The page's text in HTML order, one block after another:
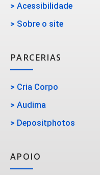
> Acessibilidade
> Sobre o site
PARCERIAS
> Cria Corpo
> Audima
> Depositphotos
APOIO